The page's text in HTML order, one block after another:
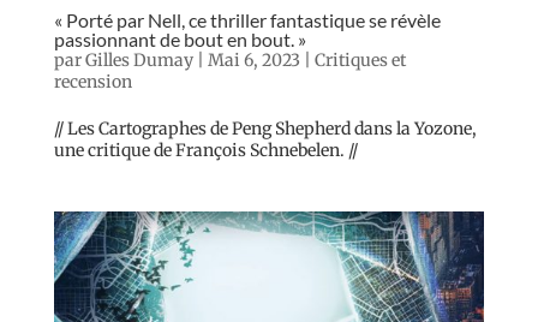
« Porté par Nell, ce thriller fantastique se révèle
passionnant de bout en bout. »
parGilles Dumay| Mai 6, 2023
Critiques et
recension
// Les Cartographes de Peng Shepherd dans la Yozone,
une critique de François Schnebelen. //